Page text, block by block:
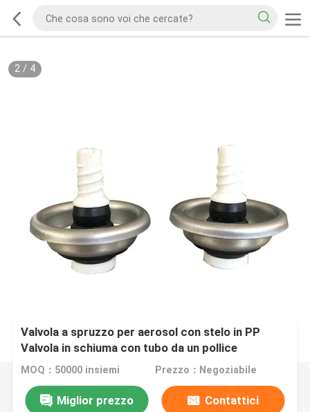
2/ 4
Valvola a spruzzo per aerosol con stelo in PP
Valvola in schiuma con tubo da un pollice
MOQ：50000 insiemi Prezzo：Negoziabile
Miglior prezzo Contattici